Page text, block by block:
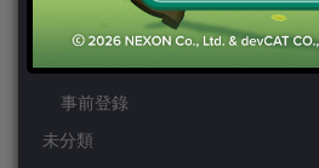
Android
IOS
事前登錄
未分類